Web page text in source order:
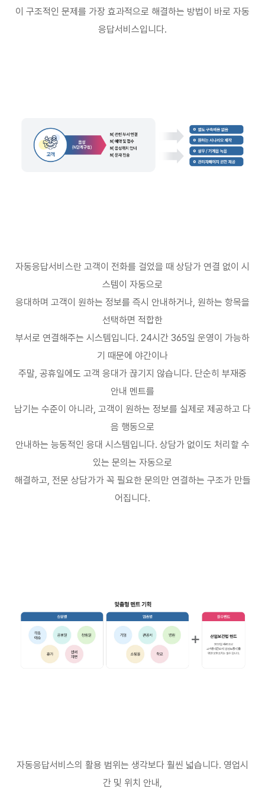
이 구조적인 문제를 가장 효과적으로 해결하는 방법이 바로 자동
응답서비스입니다.
자동응답서비스란 고객이 전화를 걸었을 때 상담가 연결 없이 시
스템이 자동으로
응대하며 고객이 원하는 정보를 즉시 안내하거나, 원하는 항목을
선택하면 적합한
부서로 연결해주는 시스템입니다. 24시간 365일 운영이 가능하
기 때문에 야간이나
주말, 공휴일에도 고객 응대가 끊기지 않습니다. 단순히 부재중
안내 멘트를
남기는 수준이 아니라, 고객이 원하는 정보를 실제로 제공하고 다
음 행동으로
안내하는 능동적인 응대 시스템입니다. 상담가 없이도 처리할 수
있는 문의는 자동으로
해결하고, 전문 상담가가 꼭 필요한 문의만 연결하는 구조가 만들
어집니다.
자동응답서비스의 활용 범위는 생각보다 훨씬 넓습니다. 영업시
간 및 위치 안내 ,